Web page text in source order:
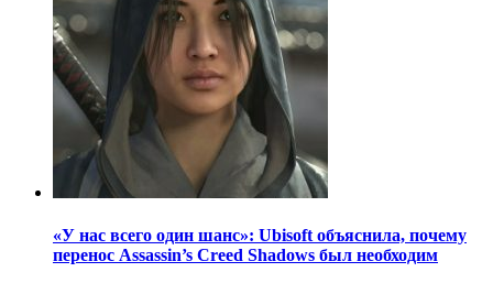
«У нас всего один шанс»: Ubisoft объяснила, почему
перенос Assassin’s Creed Shadows был необходим